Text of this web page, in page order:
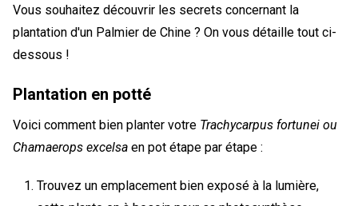
Vous souhaitez découvrir les secrets concernant la
plantation d'un Palmier de Chine ? On vous détaille tout ci-
dessous !
Plantation en potté
Voici comment bien planter votre Trachycarpus fortunei ou
Chamaerops excelsa en pot étape par étape :
Trouvez un emplacement bien exposé à la lumière,